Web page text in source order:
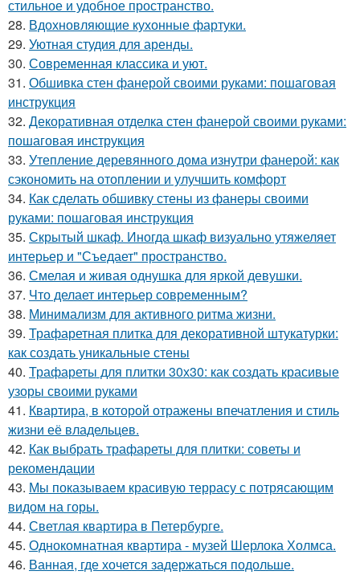
стильное и удобное пространство.
28. Вдохновляющие кухонные фартуки.
29. Уютная студия для аренды.
30. Современная классика и уют.
31. Обшивка стен фанерой своими руками: пошаговая
инструкция
32. Декоративная отделка стен фанерой своими руками:
пошаговая инструкция
33. Утепление деревянного дома изнутри фанерой: как
сэкономить на отоплении и улучшить комфорт
34. Как сделать обшивку стены из фанеры своими
руками: пошаговая инструкция
35. Скрытый шкаф. Иногда шкаф визуально утяжеляет
интерьер и "Съедает" пространство.
36. Смелая и живая однушка для яркой девушки.
37. Что делает интерьер современным?
38. Минимализм для активного ритма жизни.
39. Трафаретная плитка для декоративной штукатурки:
как создать уникальные стены
40. Трафареты для плитки 30х30: как создать красивые
узоры своими руками
41. Квартира, в которой отражены впечатления и стиль
жизни её владельцев.
42. Как выбрать трафареты для плитки: советы и
рекомендации
43. Мы показываем красивую террасу с потрясающим
видом на горы.
44. Светлая квартира в Петербурге.
45. Однокомнатная квартира - музей Шерлока Холмса.
46. Ванная, где хочется задержаться подольше.